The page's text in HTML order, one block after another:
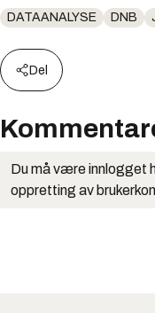
DATAANALYSE DNB
Del
Du må være innlogget
oppretting av